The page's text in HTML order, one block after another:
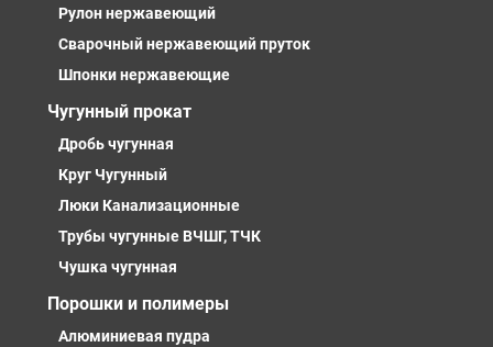
Рулон нержавеющий
Сварочный нержавеющий пруток
Шпонки нержавеющие
Чугунный прокат
Дробь чугунная
Круг Чугунный
Люки Канализационные
Трубы чугунные ВЧШГ, ТЧК
Чушка чугунная
Порошки и полимеры
Алюминиевая пудра